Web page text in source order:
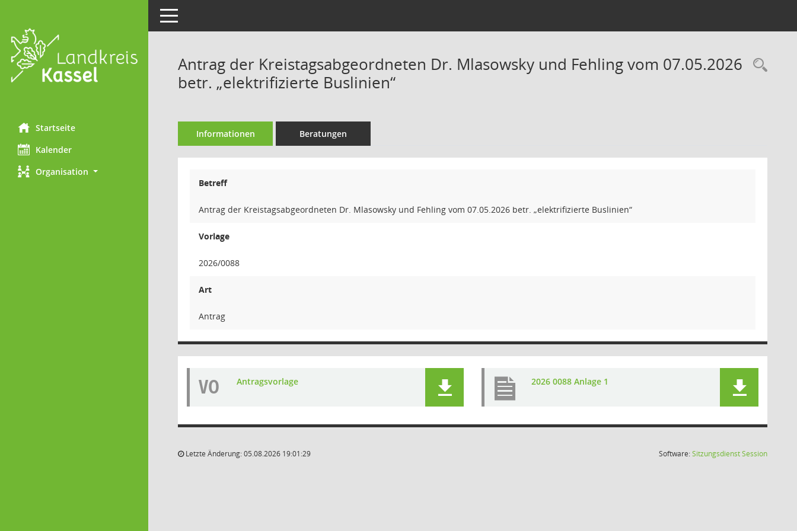
Startseite
Kalender
Organisation
Toggle navigation
Antrag der Kreistagsabgeordneten Dr. Mlasowsky und Fehling vom 07.05.2026
betr. „elektrifizierte Buslinien“
Informationen Beratungen
Betreff
Antrag der Kreistagsabgeordneten Dr. Mlasowsky und Fehling vom 07.05.2026 betr. „elektrifizierte Buslinien“
Vorlage
2026/0088
Art
Antrag
VO Antragsvorlage 2026 0088 Anlage 1
Letzte Änderung: 05.08.2026 19:01:29 Software:SitzungsdienstSession(Wird in